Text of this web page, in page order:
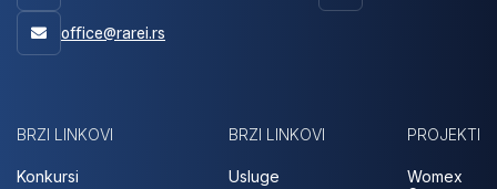
 office@rarei.rs
BRZI LINKOVI
Konkursi
BRZI LINKOVI
Usluge
PROJEKTI
Womex